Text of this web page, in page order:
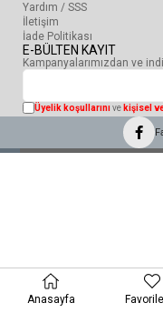
Yardım / SSS
İletişim
İade Politikası
E-BÜLTEN KAYIT
Kampanyalarımızdan ve
Üyelik koşullarınıve kişisel
Anasayfa